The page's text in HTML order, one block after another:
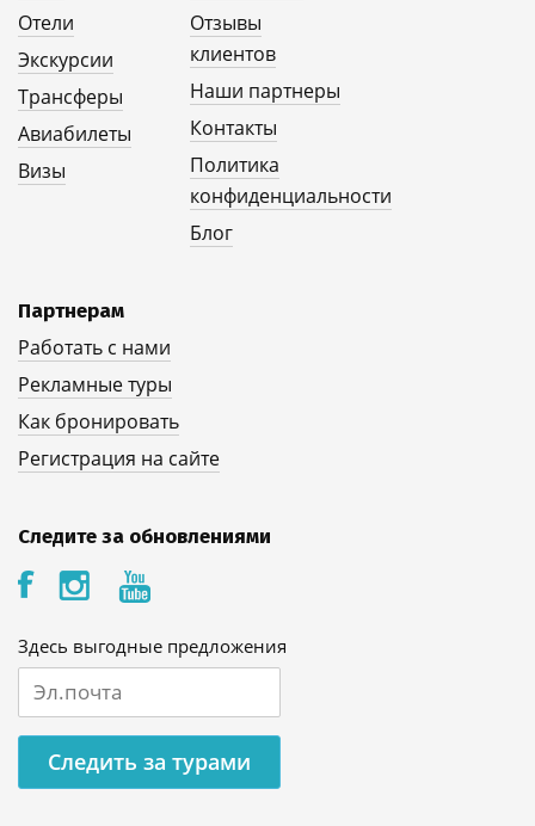
Отели
Экскурсии
Трансферы
Авиабилеты
Визы
Отзывы
клиентов
Наши партнеры
Контакты
Политика
конфиденциальности
Блог
Партнерам
Работать с нами
Рекламные туры
Как бронировать
Регистрация на сайте
Следите за обновлениями
Здесь выгодные предложения
Следить за турами